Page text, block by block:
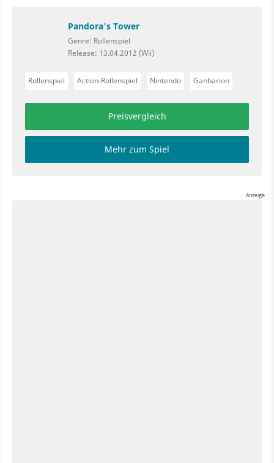
Pandora's Tower
Genre: Rollenspiel
Release: 13.04.2012 (Wii)
Rollenspiel Action-Rollenspiel Nintendo Ganbarion
Preisvergleich
Mehr zum Spiel